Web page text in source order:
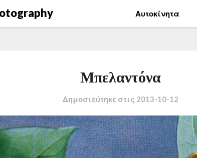
Αυτοκίνητα
Μπελαντόνα
Δημοσιεύτηκε στις 2013-10-12